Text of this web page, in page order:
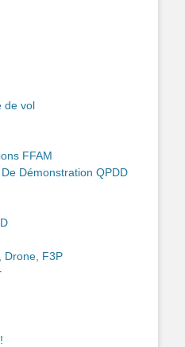
de vol
FFAM
Démonstration QPDD
Drone, F3P